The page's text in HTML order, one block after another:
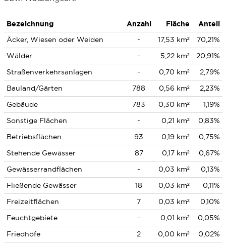
Bezeichnung Anzahl Fläche
Anteil
Äcker, Wiesen oder Weiden
- 17,53 km²
70,21%
Wälder
- 5,22 km²
20,91%
Straßenverkehrsanlagen
- 0,70 km²
2,79%
Bauland/Gärten
788 0,56 km²
2,23%
Gebäude
783 0,30 km²
1,19%
Sonstige Flächen
- 0,21 km²
0,83%
Betriebsflächen
93 0,19 km²
0,75%
Stehende Gewässer
87 0,17 km²
0,67%
Gewässerrandflächen
- 0,03 km²
0,13%
Fließende Gewässer
18 0,03 km²
0,11%
Freizeitflächen
7 0,03 km²
0,10%
Feuchtgebiete
- 0,01 km²
0,05%
Friedhöfe
2 0,00 km²
0,02%